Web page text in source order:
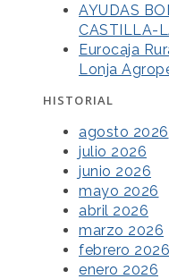
AYUDAS
CASTILLA-
Eurocaja
Lonja
HISTORIAL
agosto 2026
julio 2026
junio 2026
mayo 2026
abril 2026
marzo 2026
febrero 2026
enero 2026